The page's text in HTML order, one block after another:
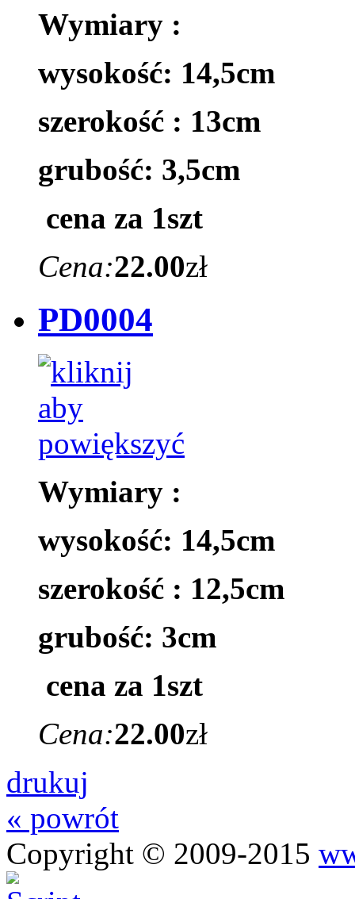
Wymiary :
wysokość: 14,5cm
szerokość : 13cm
grubość: 3,5cm
cena za 1szt
Cena:22.00zł
PD0004
Wymiary :
wysokość: 14,5cm
szerokość : 12,5cm
grubość: 3cm
cena za 1szt
Cena:22.00zł
drukuj
« powrót
Copyright © 2009-2015